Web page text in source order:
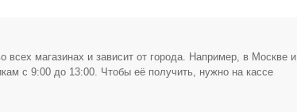
магазинах и зависит от города. Например, в Москве и
с 9:00 до 13:00. Чтобы её получить, нужно на кассе